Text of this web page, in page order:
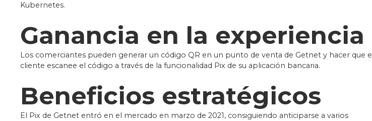
Kubernetes.
Ganancia en la experiencia
Los comerciantes pueden generar un código QR en un punto de venta de Getnet y hacer que el
cliente escanee el código a través de la funcionalidad Pix de su aplicación bancaria.
Beneficios estratégicos
El Pix de Getnet entró en el mercado en marzo de 2021, consiguiendo anticiparse a varios